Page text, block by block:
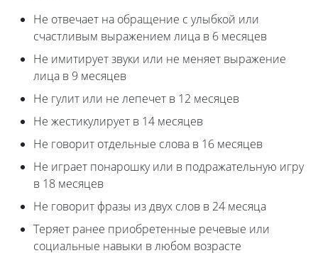
Не отвечает на обращение с улыбкой или
счастливым выражением лица в 6 месяцев
Не имитирует звуки или не меняет выражение
лица в 9 месяцев
Не гулит или не лепечет в 12 месяцев
Не жестикулирует в 14 месяцев
Не говорит отдельные слова в 16 месяцев
Не играет понарошку или в подражательную игру
в 18 месяцев
Не говорит фразы из двух слов в 24 месяца
Теряет ранее приобретенные речевые или
социальные навыки в любом возрасте